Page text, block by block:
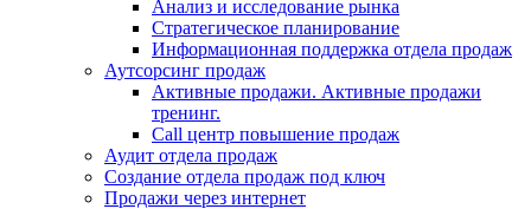
Анализ и исследование рынка
Стратегическое планирование
Информационная поддержка отдела продаж
Аутсорсинг продаж
Активные продажи. Активные продажи
тренинг.
Call центр повышение продаж
Аудит отдела продаж
Создание отдела продаж под ключ
Продажи через интернет